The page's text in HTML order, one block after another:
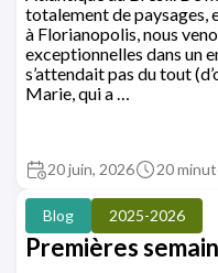
totalement de paysages,
à Florianopolis, nous
exceptionnelles dans un
s’attendait pas du tout
Marie, qui a …
20 juin, 2026 20
Blog 2025-2026
Premières